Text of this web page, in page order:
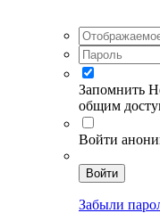
Запомнить
общим
Войти
Войти
Забыли